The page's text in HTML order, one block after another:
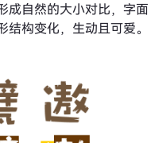
成自然的大小对比，字面
构变化，生动且可爱。